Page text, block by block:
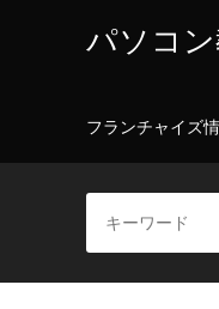
パソコ
フランチャイズ